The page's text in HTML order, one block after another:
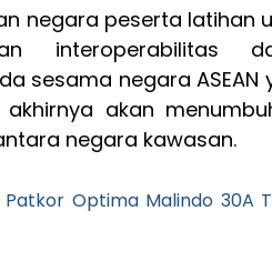
negara peserta latihan
interoperabilitas
sesama negara ASEAN
akan
negara kawasan.
Optima Malindo 30A